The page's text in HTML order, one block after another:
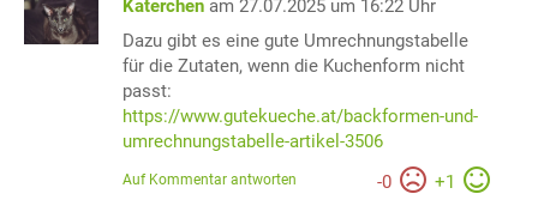
Katerchen am 27.07.2025 um 16:22 Uhr
Dazu gibt es eine gute Umrechnungstabelle
für die Zutaten, wenn die Kuchenform nicht
passt:
https://www.gutekueche.at/backformen-und-
umrechnungstabelle-artikel-3506
-0 +1
Auf Kommentar antworten